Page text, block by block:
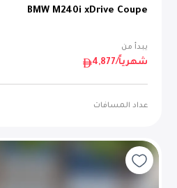
BMW M240i xDrive Coupe
يبدأ من
4,877 /شهرياً
عداد المسافات